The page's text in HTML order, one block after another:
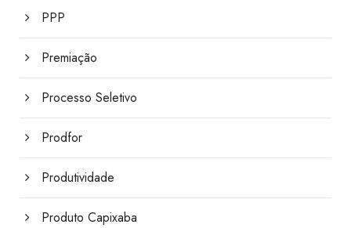
PPP
Premiação
Processo Seletivo
Prodfor
Produtividade
Produto Capixaba